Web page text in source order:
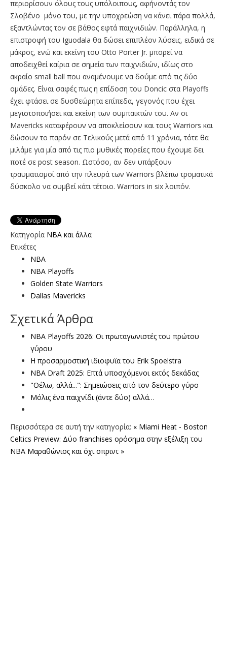
περιορίσουν όλους τους υπόλοιπους, αφήνοντάς τον
Σλοβένο μόνο του, με την υποχρεώση να κάνει πάρα πολλά,
εξαντλώντας τον σε βάθος εφτά παιχνιδιών. Παράλληλα, η
επιστροφή του Iguodala θα δώσει επιπλέον λύσεις, ειδικά σε
μάκρος, ενώ και εκείνη του Otto Porter Jr. μπορεί να
αποδειχθεί καίρια σε σημεία των παιχνιδιών, ιδίως στο
ακραίο small ball που αναμένουμε να δούμε από τις δύο
ομάδες. Είναι σαφές πως η επίδοση του Doncic στα Playoffs
έχει φτάσει σε δυσθεώρητα επίπεδα, γεγονός που έχει
μεγιστοποιήσει και εκείνη των συμπαικτών του. Αν οι
Mavericks καταφέρουν να αποκλείσουν και τους Warriors και
δώσουν το παρόν σε Tελικούς μετά από 11 χρόνια, τότε θα
μιλάμε για μία από τις πιο μυθικές πορείες που έχουμε δει
ποτέ σε post season. Ωστόσο, αν δεν υπάρξουν
τραυματισμοί από την πλευρά των Warriors βλέπω τροματικά
δύσκολο να συμβεί κάτι τέτοιο. Warriors in six λοιπόν.
Κατηγορία NBA και άλλα
Ετικέτες
NBA
NBA Playoffs
Golden State Warriors
Dallas Mavericks
Σχετικά Άρθρα
NBA Playoffs 2026: Οι πρωταγωνιστές του πρώτου
γύρου
Η προσαρμοστική ιδιοφυϊα του Erik Spoelstra
NBA Draft 2025: Επτά υποσχόμενοι εκτός δεκάδας
"Θέλω, αλλά...": Σημειώσεις από τον δεύτερο γύρο
Μόλις ένα παιχνίδι (άντε δύο) αλλά…
Περισσότερα σε αυτή την κατηγορία: « Miami Heat - Boston
Celtics Preview: Δύο franchises ορόσημα στην εξέλιξη του
NBA Μαραθώνιος και όχι σπριντ »